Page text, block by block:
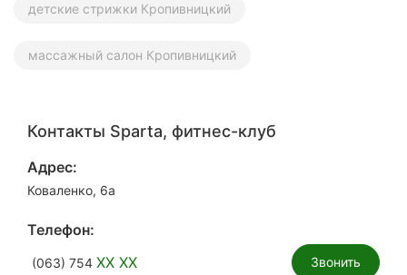
детские стрижки Кропивницкий
массажный салон Кропивницкий
Контакты Sparta, фитнес-клуб
Адрес:
Коваленко, 6а
Телефон:
(063) 754 XX XX Звонить